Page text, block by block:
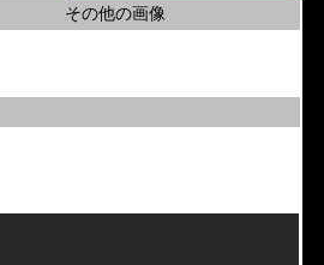
その他の画像